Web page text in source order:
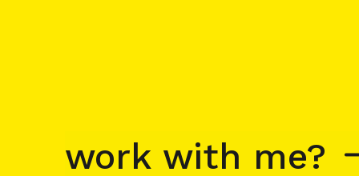
work with me?